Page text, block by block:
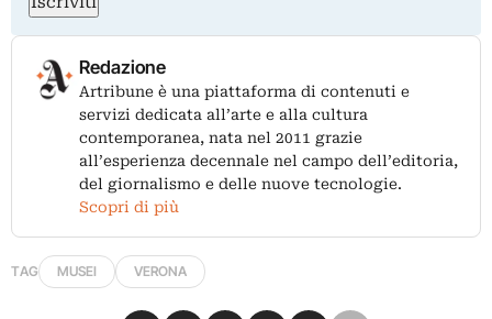
Redazione
Artribune è una piattaforma di contenuti e
servizi dedicata all’arte e alla cultura
contemporanea, nata nel 2011 grazie
all’esperienza decennale nel campo dell’editoria,
del giornalismo e delle nuove tecnologie.
Scopri di più
TAG MUSEI VERONA